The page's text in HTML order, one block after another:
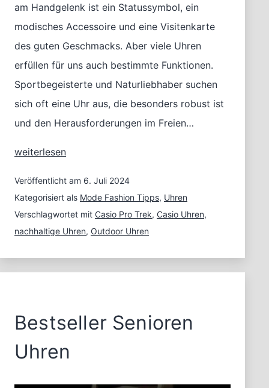
am Handgelenk ist ein Statussymbol, ein
modisches Accessoire und eine Visitenkarte
des guten Geschmacks. Aber viele Uhren
erfüllen für uns auch bestimmte Funktionen.
Sportbegeisterte und Naturliebhaber suchen
sich oft eine Uhr aus, die besonders robust ist
und den Herausforderungen im Freien…
Casio
Trek
für
Wanderer,
Sportler
Outdoor-
Fans
weiterlesen
Veröffentlicht am 6. Juli 2024
Kategorisiert als Mode Fashion Tipps, Uhren
Verschlagwortet mit Casio Pro Trek, Casio Uhren,
nachhaltige Uhren, Outdoor Uhren
Bestseller Senioren
Uhren